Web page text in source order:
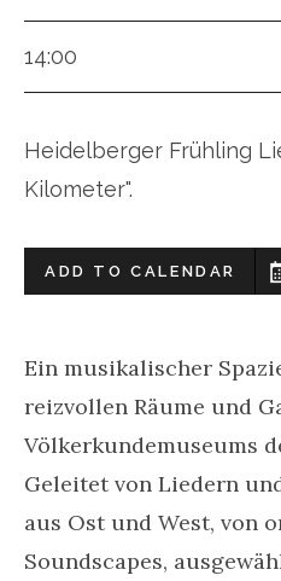
14:00
Heidelberger Frühling
Kilometer".
ADD TO CALENDAR
Ein musikalischer
reizvollen Räume und
Völkerkundemuseums
Geleitet von Liedern
aus Ost und West, von
Soundscapes,